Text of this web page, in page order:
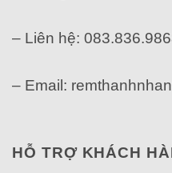
– Liên hệ:
– Email:
HỖ TRỢ KHÁCH